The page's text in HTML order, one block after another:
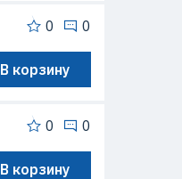
0 0
В корзину
0 0
В корзину